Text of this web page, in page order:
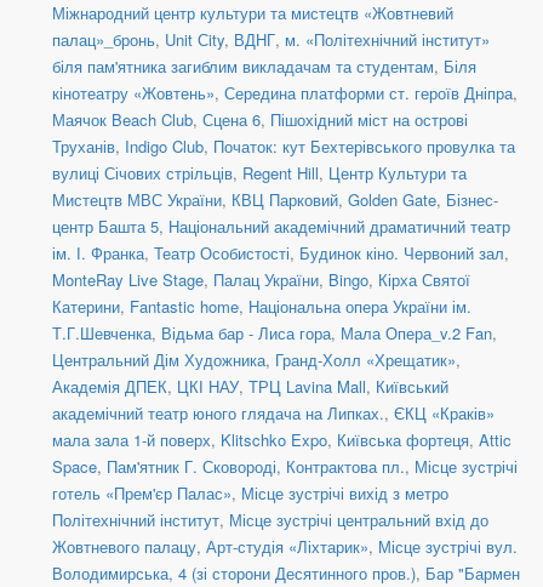
Міжнародний центр культури та мистецтв «Жовтневий
палац»_бронь, Unit Сity, ВДНГ, м. «Політехнічний інститут»
біля пам'ятника загиблим викладачам та студентам, Біля
кінотеатру «Жовтень», Середина платформи ст. героїв Дніпра,
Маячок Beach Club, Сцена 6, Пішохідний міст на острові
Труханів, Indigo Club, Початок: кут Бехтерівського провулка та
вулиці Січових стрільців, Regent Hill, Центр Культури та
Мистецтв МВС України, КВЦ Парковий, Golden Gate, Бізнес-
центр Башта 5, Національний академічний драматичний театр
ім. І. Франка, Театр Особистості, Будинок кіно. Червоний зал,
MonteRay Live Stage, Палац України, Bingo, Кірха Святої
Катерини, Fantastic home, Національна опера України ім.
Т.Г.Шевченка, Відьма бар - Лиса гора, Мала Опера_v.2 Fan,
Центральний Дім Художника, Гранд-Холл «Хрещатик»,
Академія ДПЕК, ЦКІ НАУ, ТРЦ Lavina Mall, Київський
академічний театр юного глядача на Липках., ЄКЦ «Краків»
мала зала 1-й поверх, Klitschko Expo, Київська фортеця, Attic
Space, Пам'ятник Г. Сковороді, Контрактова пл., Місце зустрічі
готель «Прем'єр Палас», Місце зустрічі вихід з метро
Політехнічний інститут, Місце зустрічі центральний вхід до
Жовтневого палацу, Арт-студія «Ліхтарик», Місце зустрічі вул.
Володимирська, 4 (зі сторони Десятинного пров.), Бар "Бармен